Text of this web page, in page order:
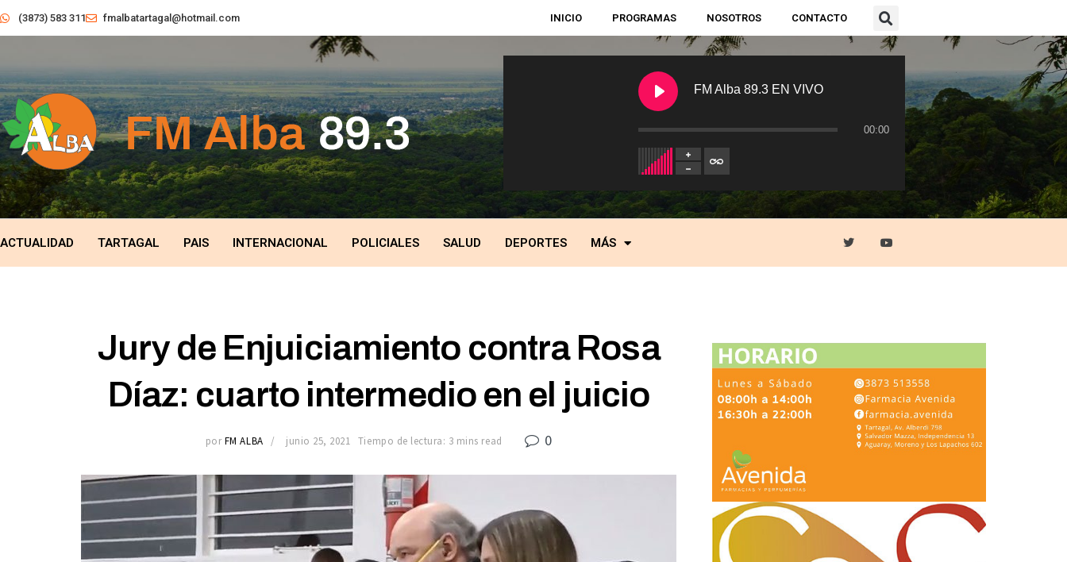
(3873) 583 311 fmalbatartagal@hotmail.com INICIO PROGRAMAS NOSOTROS CONTACTO
FM Alba 89.3 EN VIVO
00:00
ACTUALIDAD TARTAGAL PAIS INTERNACIONAL POLICIALES SALUD DEPORTES MÁS
Jury de Enjuiciamiento contra Rosa
Díaz: cuarto intermedio en el juicio
por FM ALBA junio 25, 2021 Tiempo de lectura: 3 mins read 0